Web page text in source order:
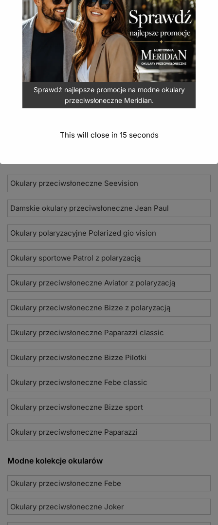
– stabilne dopasowanie i szerokie pole widzenia w
wodzie.
Okulary do pływania dla dzieci – różowe
21,90zł ( 26,94 z VAT)
DODAJ DO KOSZYKA
Okulary przeciwsłoneczne Seevision
Damskie okulary przeciwsłoneczne Jean Paul
Okulary polaryzacyjne Polarized gio vision
Okulary sportowe Patrol z polaryzacją
Okulary przeciwsłoneczne Aviator z polaryzacją
Okulary przeciwsłoneczne Bizze z polaryzacją
Okulary przeciwsłoneczne Paparazzi classic
Okulary przeciwsłoneczne Bizze Pilotki
Okulary przeciwsłoneczne Febe classic
Okulary przeciwsłoneczne Bizze sport
Okulary przeciwsłoneczne Paparazzi
Modne kolekcje okularów
Okulary przeciwsłoneczne Febe
Okulary przeciwsłoneczne Joker
Sprawdź najlepsze promocje na modne okulary
przeciwsłoneczne Meridian.
This will close in 14 seconds